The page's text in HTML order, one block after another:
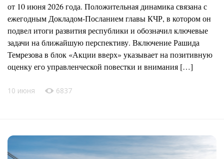
от 10 июня 2026 года. Положительная динамика связана с
ежегодным Докладом-Посланием главы КЧР, в котором он
подвел итоги развития республики и обозначил ключевые
задачи на ближайшую перспективу. Включение Рашида
Темрезова в блок «Акции вверх» указывает на позитивную
оценку его управленческой повестки и внимания […]
10 июня 6837